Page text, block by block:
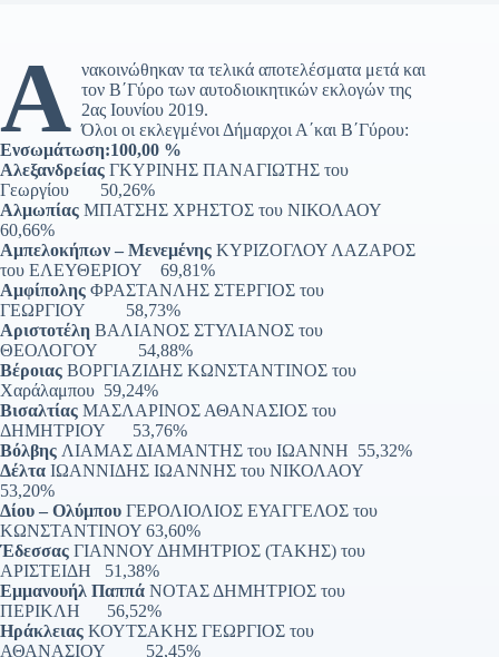
Α νακοινώθηκαν τα τελικά αποτελέσματα μετά και
τον Β΄Γύρο των αυτοδιοικητικών εκλογών της
2ας Ιουνίου 2019.
Όλοι οι εκλεγμένοι Δήμαρχοι Α΄και Β΄Γύρου:
Ενσωμάτωση:100,00 %
Αλεξανδρείας ΓΚΥΡΙΝΗΣ ΠΑΝΑΓΙΩΤΗΣ του
Γεωργίου 50,26%
Αλμωπίας ΜΠΑΤΣΗΣ ΧΡΗΣΤΟΣ του ΝΙΚΟΛΑΟΥ
60,66%
Αμπελοκήπων – Μενεμένης ΚΥΡΙΖΟΓΛΟΥ ΛΑΖΑΡΟΣ
του ΕΛΕΥΘΕΡΙΟΥ 69,81%
Αμφίπολης ΦΡΑΣΤΑΝΛΗΣ ΣΤΕΡΓΙΟΣ του
ΓΕΩΡΓΙΟΥ 58,73%
Αριστοτέλη ΒΑΛΙΑΝΟΣ ΣΤΥΛΙΑΝΟΣ του
ΘΕΟΛΟΓΟΥ 54,88%
Βέροιας ΒΟΡΓΙΑΖΙΔΗΣ ΚΩΝΣΤΑΝΤΙΝΟΣ του
Χαράλαμπου 59,24%
Βισαλτίας ΜΑΣΛΑΡΙΝΟΣ ΑΘΑΝΑΣΙΟΣ του
ΔΗΜΗΤΡΙΟΥ 53,76%
Βόλβης ΛΙΑΜΑΣ ΔΙΑΜΑΝΤΗΣ του ΙΩΑΝΝΗ 55,32%
Δέλτα ΙΩΑΝΝΙΔΗΣ ΙΩΑΝΝΗΣ του ΝΙΚΟΛΑΟΥ
53,20%
Δίου – Ολύμπου ΓΕΡΟΛΙΟΛΙΟΣ ΕΥΑΓΓΕΛΟΣ του
ΚΩΝΣΤΑΝΤΙΝΟΥ 63,60%
Έδεσσας ΓΙΑΝΝΟΥ ΔΗΜΗΤΡΙΟΣ (ΤΑΚΗΣ) του
ΑΡΙΣΤΕΙΔΗ 51,38%
Εμμανουήλ Παππά ΝΟΤΑΣ ΔΗΜΗΤΡΙΟΣ του
ΠΕΡΙΚΛΗ 56,52%
Ηράκλειας ΚΟΥΤΣΑΚΗΣ ΓΕΩΡΓΙΟΣ του
ΑΘΑΝΑΣΙΟΥ 52,45%